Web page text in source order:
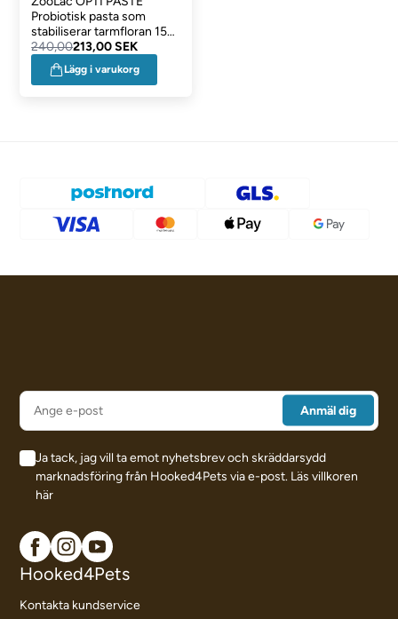
Probiotisk pasta som
stabiliserar tarmfloran 15
ml
240,00213,00 SEK
Lägg i varukorg
Ja tack, jag vill ta emot nyhetsbrev och skräddarsydd
marknadsföring från Hooked4Pets via e-post. Läs villkoren
här
Hooked4Pets
Kontakta kundservice